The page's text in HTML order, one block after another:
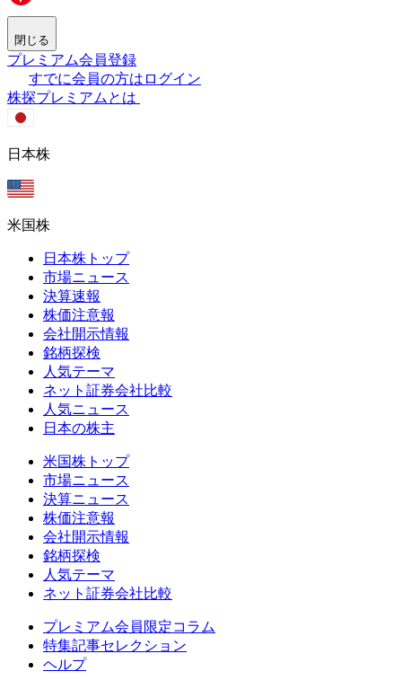
閉じる
プレミアム会員登録
すでに会員の方はログイン
株探プレミアムとは
日本株
米国株
日本株トップ
市場ニュース
決算速報
株価注意報
会社開示情報
銘柄探検
人気テーマ
ネット証券会社比較
人気ニュース
日本の株主
米国株トップ
市場ニュース
決算ニュース
株価注意報
会社開示情報
銘柄探検
人気テーマ
ネット証券会社比較
プレミアム会員限定コラム
特集記事セレクション
ヘルプ